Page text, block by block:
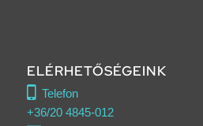
ELÉRHETŐSÉGEINK
Telefon
+36/20 4845-012